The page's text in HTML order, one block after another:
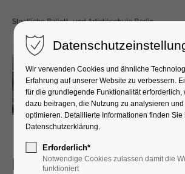
Zurück
Mensa
Wir verwenden Cookies und ähnliche
Erfahrung auf unserer Website zu verbessern.
für die grundlegende Funktionalität erforderlich,
dazu beitragen, die Nutzung zu analysieren
optimieren. Detaillierte Informationen finden Sie
Datenschutzerklärung.
Erforderlich*
Notwendige Cookies zulassen damit die
funktioniert